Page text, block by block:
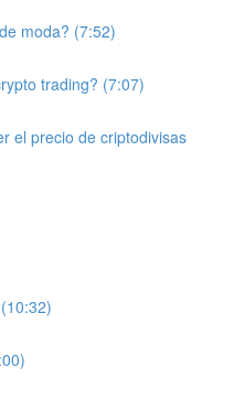
moda? (7:52)
trading? (7:07)
el precio de criptodivisas